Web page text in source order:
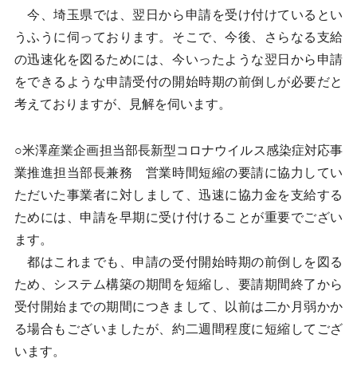
今、埼玉県では、翌日から申請を受け付けているとい
うふうに伺っております。そこで、今後、さらなる支給
の迅速化を図るためには、今いったような翌日から申請
をできるような申請受付の開始時期の前倒しが必要だと
考えておりますが、見解を伺います。
○米澤産業企画担当部長新型コロナウイルス感染症対応事
業推進担当部長兼務 営業時間短縮の要請に協力してい
ただいた事業者に対しまして、迅速に協力金を支給する
ためには、申請を早期に受け付けることが重要でござい
ます。
都はこれまでも、申請の受付開始時期の前倒しを図る
ため、システム構築の期間を短縮し、要請期間終了から
受付開始までの期間につきまして、以前は二か月弱かか
る場合もございましたが、約二週間程度に短縮してござ
います。